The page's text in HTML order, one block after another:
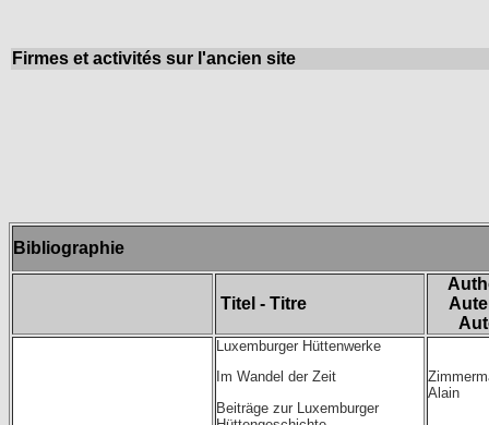
Firmes et activités sur l'ancien site
Bibliographie
Titel - Titre
Luxemburger Hüttenwerke
Im Wandel der Zeit
Beiträge zur Luxemburger
Alain